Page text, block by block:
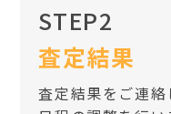
STEP2
査定結果
査定結果をご連